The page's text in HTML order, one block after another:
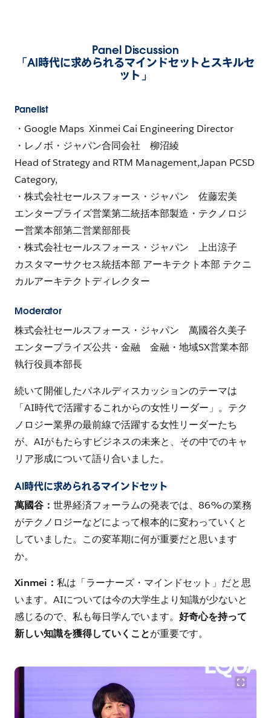
Panel Discussion
「AI時代に求められるマインドセットとスキルセ
ット」
Panelist
・Google Maps Xinmei Cai Engineering Director
・レノボ・ジャパン合同会社 柳沼綾
Head of Strategy and RTM Management,Japan PCSD
Category,
・株式会社セールスフォース・ジャパン 佐藤宏美
エンタープライズ営業第二統括本部製造・テクノロジ
ー営業本部第二営業部部長
・株式会社セールスフォース・ジャパン 上出涼子
カスタマーサクセス統括本部 アーキテクト本部 テクニ
カルアーキテクトディレクター
Moderator
株式会社セールスフォース・ジャパン 萬國谷久美子
エンタープライズ公共・金融 金融・地域SX営業本部
執行役員本部長
続いて開催したパネルディスカッションのテーマは
「AI時代で活躍するこれからの女性リーダー」。テク
ノロジー業界の最前線で活躍する女性リーダーたち
が、AIがもたらすビジネスの未来と、その中でのキャ
リア形成について語り合いました。
AI時代に求められるマインドセット
萬國谷：世界経済フォーラムの発表では、86%の業務
がテクノロジーなどによって根本的に変わっていくと
していました。この変革期に何が重要だと思います
か。
Xinmei：私は「ラーナーズ・マインドセット」だと思
います。AIについては今の大学生より知識が少ないと
感じるので、私も毎日学んでいます。好奇心を持って
新しい知識を獲得していくことが重要です。